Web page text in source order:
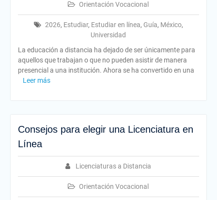
Orientación Vocacional
2026, Estudiar, Estudiar en línea, Guía, México,
Universidad
La educación a distancia ha dejado de ser únicamente para
aquellos que trabajan o que no pueden asistir de manera
presencial a una institución. Ahora se ha convertido en una
Leer más
Consejos para elegir una Licenciatura en
Línea
Licenciaturas a Distancia
Orientación Vocacional